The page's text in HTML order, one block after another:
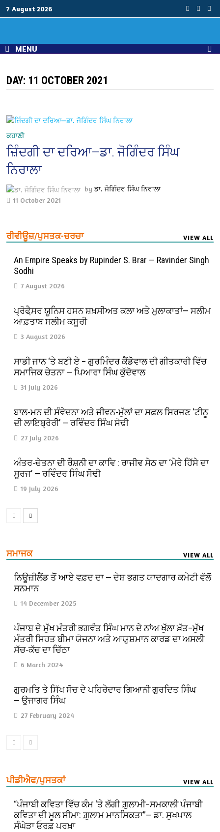
7 August 2026
MENU
DAY: 11 OCTOBER 2021
ਕਹਾਣੀ
ਜ਼ਿੰਦਗੀ ਦਾ ਦਰਿਆ—ਡਾ. ਜੋਗਿੰਦਰ ਸਿੰਘ
ਨਿਰਾਲਾ
byਡਾ. ਜੋਗਿੰਦਰ ਸਿੰਘ ਨਿਰਾਲਾ
11 October 2021
ਰੀਵੀਊਜ਼/ਪੁਸਤਕ-ਚਰਚਾ VIEW ALL
An Empire Speaks by Rupinder S. Brar — Ravinder Singh
Sodhi
7 August 2026
ਪ੍ਰੋਫੈ਼ਸਰ ਯੂਨਿਸ ਹਸਨ ਸ਼ਖ਼ਸੀਅਤ ਕਲਾ ਅਤੇ ਮੁਲਾਕਾਤਾਂ— ਸਲੀਮ
ਆਫ਼ਤਾਬ ਸਲੀਮ ਕਸੂਰੀ
3 August 2026
ਸਾਡੀ ਜਾਨ ‘ਤੇ ਬਣੀ ਏ – ਗੁਰਮਿੰਦਰ ਕੈਂਡੋਵਾਲ ਦੀ ਗੀਤਕਾਰੀ ਵਿੱਚ
ਸਮਾਜਿਕ ਚੇਤਨਾ — ਪਿਆਰਾ ਸਿੰਘ ਕੁੱਦੋਵਾਲ
31 July 2026
ਬਾਲ-ਮਨ ਦੀ ਸੰਵੇਦਨਾ ਅਤੇ ਜੀਵਨ-ਮੁੱਲਾਂ ਦਾ ਸਫ਼ਲ ਸਿਰਜਣ ‘ਟੀਨੂ
ਦੀ ਲਾਇਬ੍ਰੇਰੀ’ — ਰਵਿੰਦਰ ਸਿੰਘ ਸੋਢੀ
27 July 2026
ਅੰਤਰ-ਚੇਤਨਾ ਦੀ ਰੌਸ਼ਨੀ ਦਾ ਕਾਵਿ : ਰਾਜੀਵ ਸੇਠ ਦਾ ‘ਮੇਰੇ ਹਿੱਸੇ ਦਾ
ਸੂਰਜ’ — ਰਵਿੰਦਰ ਸਿੰਘ ਸੋਢੀ
19 July 2026
ਸਮਾਜਕ VIEW ALL
ਨਿਊਜ਼ੀਲੈਂਡ ਤੋਂ ਆਏ ਵਫ਼ਦ ਦਾ — ਦੇਸ਼ ਭਗਤ ਯਾਦਗਾਰ ਕਮੇਟੀ ਵੱਲੋਂ
ਸਨਮਾਨ
14 December 2025
ਪੰਜਾਬ ਦੇ ਮੁੱਖ ਮੰਤਰੀ ਭਗਵੰਤ ਸਿੰਘ ਮਾਨ ਦੇ ਨਾਂਅ ਖੁੱਲਾ ਖ਼ੱਤ–ਮੁੱਖ
ਮੰਤਰੀ ਸਿਹਤ ਬੀਮਾ ਯੋਜਨਾ ਅਤੇ ਆਯੁਸ਼ਮਾਨ ਕਾਰਡ ਦਾ ਅਸਲੀ
ਸੱਚ-ਕੱਚ ਦਾ ਚਿੱਠਾ
6 March 2024
ਗੁਰਮਤਿ ਤੇ ਸਿੱਖ ਸੋਚ ਦੇ ਪਹਿਰੇਦਾਰ ਗਿਆਨੀ ਗੁਰਦਿਤ ਸਿੰਘ
— ਉਜਾਗਰ ਸਿੰਘ
27 February 2024
ਪੀਡੀਐਫ/ਪੁਸਤਕਾਂ VIEW ALL
“ਪੰਜਾਬੀ ਕਵਿਤਾ ਵਿੱਚ ਕੰਮ ‘ਤੇ ਲੱਗੀ ਗ਼ੁਲਾਮੀ–ਸਮਕਾਲੀ ਪੰਜਾਬੀ
ਕਵਿਤਾ ਦੀ ਮੂਲ ਸੀਮਾ: ਗ਼ੁਲਾਮ ਮਾਨਸਿਕਤਾ”— ਡਾ. ਸੁਖਪਾਲ
ਸੰਘੇੜਾ ਓਰਫ਼ ਪਰਖ਼ਾ